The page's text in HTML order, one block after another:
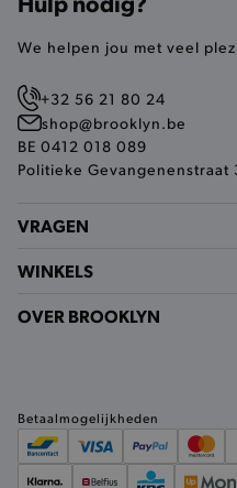
We helpen jou met veel
+32 56 21 80 24
shop@brooklyn.be
BE 0412 018 089
Politieke Gevangenenstraat
VRAGEN
WINKELS
OVER BROOKLYN
Betaalmogelijkheden
Basis cookies
Naam
selected-val